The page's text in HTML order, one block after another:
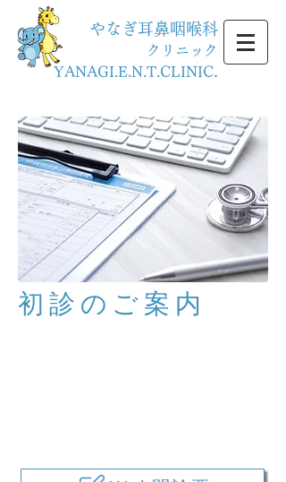
やなぎ耳鼻咽喉科
クリニック
YANAGI.E.N.T.CLINIC.
初診のご案内